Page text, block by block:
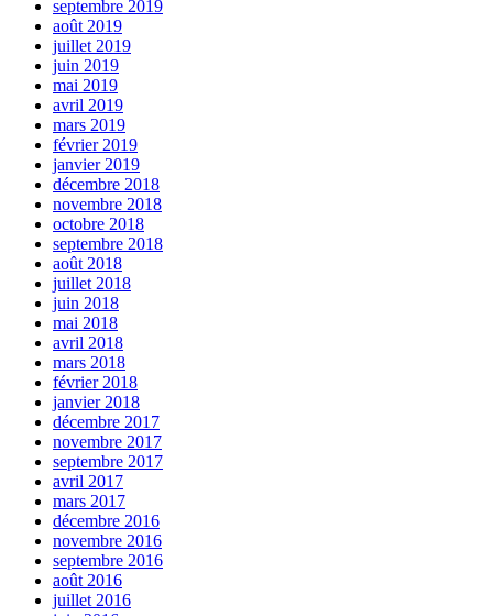
septembre 2019
août 2019
juillet 2019
juin 2019
mai 2019
avril 2019
mars 2019
février 2019
janvier 2019
décembre 2018
novembre 2018
octobre 2018
septembre 2018
août 2018
juillet 2018
juin 2018
mai 2018
avril 2018
mars 2018
février 2018
janvier 2018
décembre 2017
novembre 2017
septembre 2017
avril 2017
mars 2017
décembre 2016
novembre 2016
septembre 2016
août 2016
juillet 2016